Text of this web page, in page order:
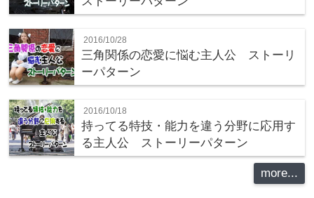
2016/10/28
三角関係の恋愛に悩む主人公 ストーリ
ーパターン
2016/10/18
持ってる特技・能力を違う分野に応用す
る主人公 ストーリーパターン
more...